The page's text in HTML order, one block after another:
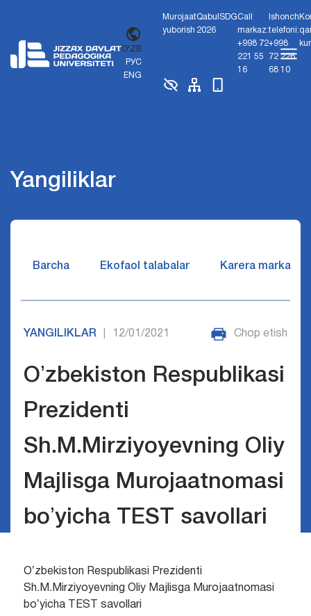
O'ZB
РУС
ENG
Murojaat
yuborish
Qabul
2026
SDGCall
markaz:
+998 72
221 55
16
Ishonch
telefoni:
+998
72 226
68 10
Yangiliklar
Barcha Ekofaol talabalar Karera markazi
YANGILIKLAR 12/01/2021 Chop etish
Oʼzbekiston Respublikasi
Prezidenti
Sh.M.Mirziyoyevning Oliy
Majlisga Murojaatnomasi
boʼyicha TEST savollari
Oʼzbekiston Respublikasi Prezidenti
Sh.M.Mirziyoyevning Oliy Majlisga Murojaatnomasi
boʼyicha TEST savollari